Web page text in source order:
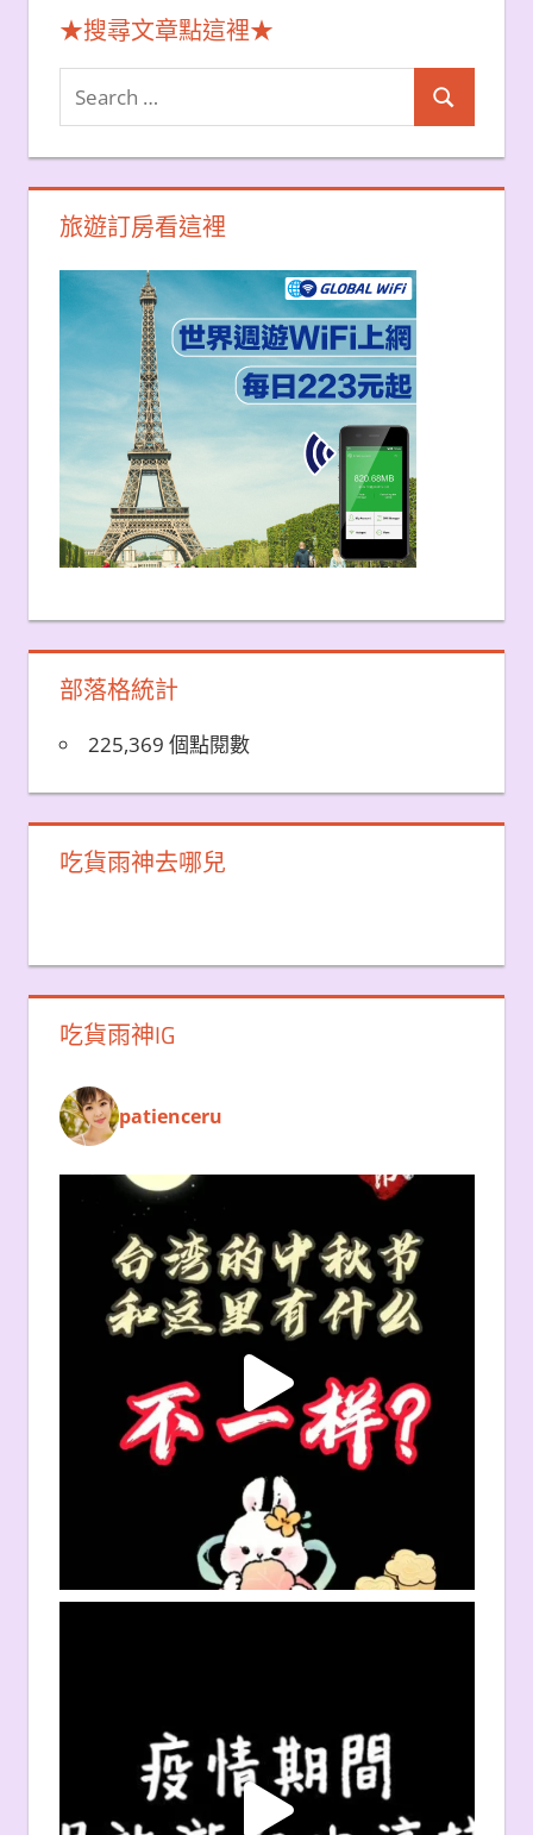
★搜尋文章點這裡★
Search
for:
Search
旅遊訂房看這裡
部落格統計
225,369 個點閱數
吃貨雨神去哪兒
吃貨雨神IG
patienceru